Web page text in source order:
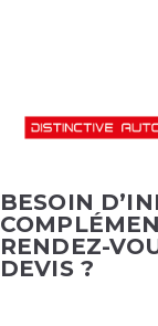
BESOIN
RENDEZ-
DEVIS ?